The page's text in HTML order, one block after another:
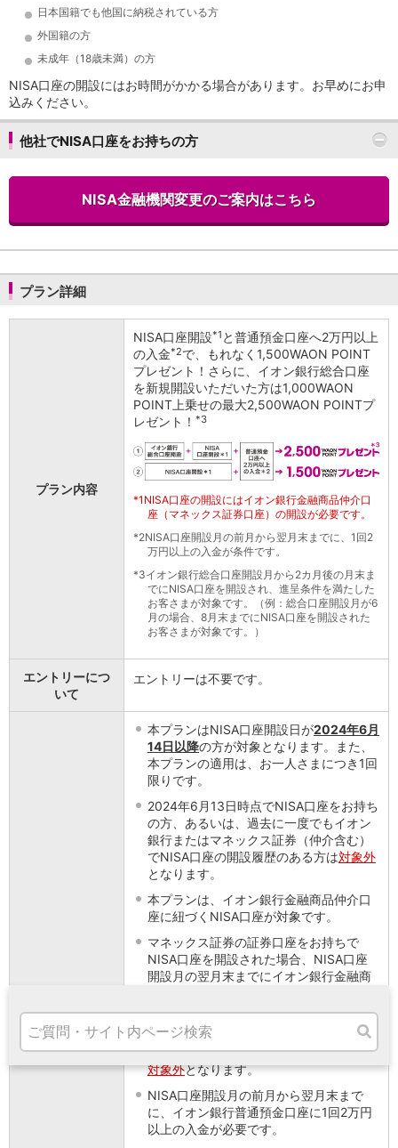
北海道・東北
北海道
岩手県
宮城県
秋田県
山形県
福島県
群馬県
東京都
神奈川県
新潟県
愛知県
岡山県
広島県
安全にご利用いただくために
日本国籍でも他国に納税されている方
外国籍の方
未成年（18歳未満）の方
NISA口座の開設にはお時間がかかる場合があります。お早めにお申
込みください。
他社でNISA口座をお持ちの方
NISA金融機関変更のご案内はこちら
プラン詳細
プラン内容
NISA口座開設*1 と普通預金口座へ2万円以上
の入金*2で、もれなく1,500WAON POINT
プレゼント！さらに、イオン銀行総合口座
を新規開設いただいた方は1,000WAON
POINT上乗せの最大2,500WAON POINTプ
レゼント！ *3
*1 NISA口座の開設にはイオン銀行金融商品仲介口
座（マネックス証券口座）の開設が必要です。
*2NISA口座開設月の前月から翌月末までに、1回2
万円以上の入金が条件です。
*3イオン銀行総合口座開設月から2カ月後の月末ま
でにNISA口座を開設され、進呈条件を満たした
お客さまが対象です。（例：総合口座開設月が6
月の場合、8月末までにNISA口座を開設された
お客さまが対象です。）
エントリーにつ
いて
エントリーは不要です。
本プランはNISA口座開設日が2024年6月
14日以降の方が対象となります。また、
本プランの適用は、お一人さまにつき1回
限りです。
2024年6月13日時点でNISA口座をお持ち
の方、あるいは、過去に一度でもイオン
銀行またはマネックス証券（仲介含む）
でNISA口座の開設履歴のある方は対象外
となります。
本プランは、イオン銀行金融商品仲介口
座に紐づくNISA口座が対象です。
マネックス証券の証券口座をお持ちで
NISA口座を開設された場合、NISA口座
開設月の翌月末までにイオン銀行金融商
ランの対象となります。
NISA口座お申込み後、税務署審査結果に
より、NISA口座開設不可となった場合は
対象外となります。
NISA口座開設月の前月から翌月末まで
に、イオン銀行普通預金口座に1回2万円
以上の入金が必要です。